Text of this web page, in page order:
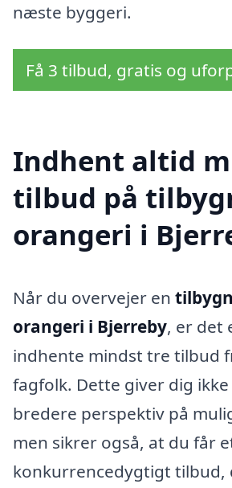
næste byggeri.
Få 3 tilbud, gratis og
Indhent altid
tilbud på
orangeri i
Når du overvejer en
orangeri i Bjerreby, er det
indhente mindst tre tilbud
fagfolk. Dette giver dig
bredere perspektiv på
men sikrer også, at du får
konkurrencedygtigt tilbud,